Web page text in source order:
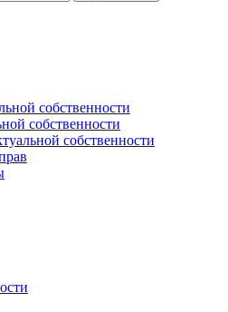
собственности
собственности
собственности